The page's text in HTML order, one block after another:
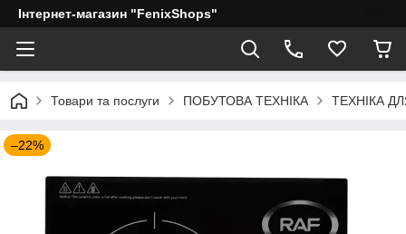
Інтернет-магазин "FenixShops"
Товари та послуги ПОБУТОВА ТЕХНІКА ТЕХНІКА
–22%